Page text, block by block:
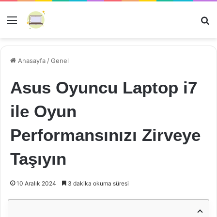
Menü
Anasayfa /Genel
Asus Oyuncu Laptop i7
ile Oyun
Performansınızı Zirveye
Taşıyın
10 Aralık 2024 3 dakika okuma süresi